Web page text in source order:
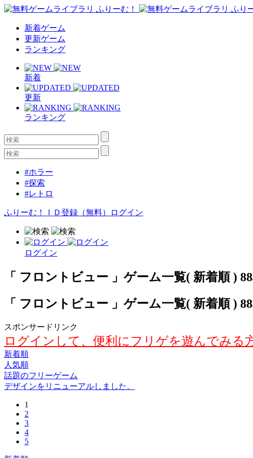
新着ゲーム
更新ゲーム
ランキング
新着
更新
ランキング
#ホラー
#探索
#レトロ
ふりーむ！ＩＤ登録（無料） ログイン
ログイン
「 フロントビュー 」ゲーム一覧( 新着順 )
「 フロントビュー 」ゲーム一覧( 新着順 )
スポンサードリンク
ログインして、便利にフリゲを遊んでみる
新着順
人気順
話題のフリーゲーム
デザインをリニューアルしました。
1
2
3
4
5